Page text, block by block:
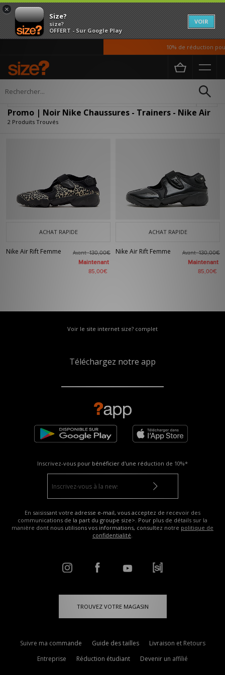
×
Size?
size?
OFFERT - Sur Google Play
VOIR
10% de réduction
Accueil Femme
Promo | Noir Nike Chaussures - Trainers - Nike Air
2 Produits Trouvés
ACHAT RAPIDE
Nike Air Rift Femme Avant130,00€
Maintenant
85,00€
ACHAT RAPIDE
Nike Air Rift Femme Avant130,00€
Maintenant
85,00€
Voir le site internet size? complet
Téléchargez notre app
Inscrivez-vous pour bénéficier d'une réduction de 10%*
En saisissant votre adresse e-mail, vous acceptez de recevoir des
communications de la part du groupe size>. Pour plus de détails sur la
manière dont nous utilisons vos informations, consultez notre politique de
confidentialité.
TROUVEZ VOTRE MAGASIN
Suivre ma commande Guide des tailles
Livraison et Retours
Entreprise
Réduction étudiant Devenir un affilié